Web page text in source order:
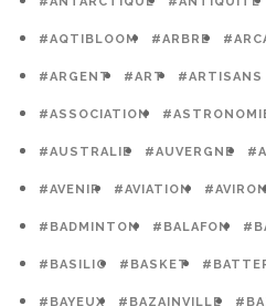
#AQTIBLOOM #ARBRE
#ARGENT #ART #ARTISANS
#ASSOCIATION
#AUSTRALIE #AUVERGNE
#AVENIR #AVIATION
#BADMINTON #BALAFON
#BASILIC #BASKET
#BAYEUX #BAZAINVILLE